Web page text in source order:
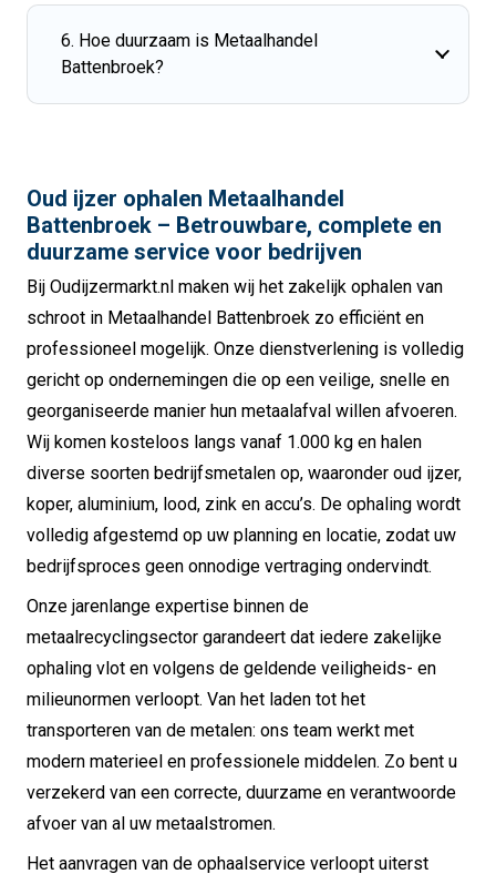
6. Hoe duurzaam is Metaalhandel
Battenbroek?
Oud ijzer ophalen Metaalhandel
Battenbroek – Betrouwbare, complete en
duurzame service voor bedrijven
Bij Oudijzermarkt.nl maken wij het zakelijk ophalen van
schroot in Metaalhandel Battenbroek zo efficiënt en
professioneel mogelijk. Onze dienstverlening is volledig
gericht op ondernemingen die op een veilige, snelle en
georganiseerde manier hun metaalafval willen afvoeren.
Wij komen kosteloos langs vanaf 1.000 kg en halen
diverse soorten bedrijfsmetalen op, waaronder oud ijzer,
koper, aluminium, lood, zink en accu’s. De ophaling wordt
volledig afgestemd op uw planning en locatie, zodat uw
bedrijfsproces geen onnodige vertraging ondervindt.
Onze jarenlange expertise binnen de
metaalrecyclingsector garandeert dat iedere zakelijke
ophaling vlot en volgens de geldende veiligheids- en
milieunormen verloopt. Van het laden tot het
transporteren van de metalen: ons team werkt met
modern materieel en professionele middelen. Zo bent u
verzekerd van een correcte, duurzame en verantwoorde
afvoer van al uw metaalstromen.
Het aanvragen van de ophaalservice verloopt uiterst